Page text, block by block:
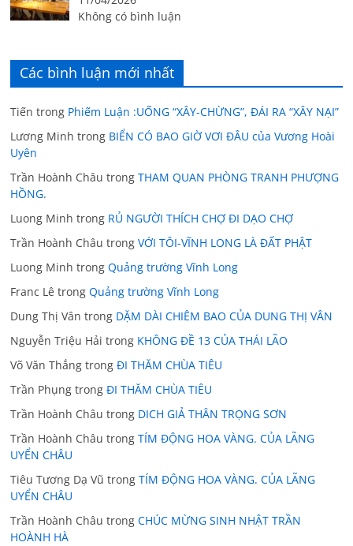
Không có bình luận
Các bình luận mới nhất
Tiến trong Phiếm Luận :UỐNG “XÂY-CHỪNG”, ĐÁI RA “XÂY NẠI”
Lương Minh trong BIỂN CÓ BAO GIỜ VƠI ĐÂU của Vương Hoài
Uyên
Trần Hoành Châu trongTHAM QUAN PHÒNG TRANH PHƯỢNG
HỒNG.
Luong Minh trong RỦ NGƯỜI THÍCH CHỢ ĐI DẠO CHỢ
Trần Hoành Châu trongVỚI TÔI-VĨNH LONG LÀ ĐẤT PHẬT
Luong Minh trongQuảng trường Vĩnh Long
Franc Lê trongQuảng trường Vĩnh Long
Dung Thị Vân trong DẶM DÀI CHIÊM BAO CỦA DUNG THỊ VÂN
Nguyễn Triệu Hải trong KHÔNG ĐỀ 13 CỦA THÁI LÃO
Võ Văn Thắng trongĐI THĂM CHÙA TIÊU
Trần Phụng trongĐI THĂM CHÙA TIÊU
Trần Hoành Châu trong DICH GIẢ THÂN TRỌNG SƠN
Trần Hoành Châu trongTÍM ĐỘNG HOA VÀNG. CỦA LÃNG
UYỂN CHÂU
Tiêu Tương Dạ Vũ trongTÍM ĐỘNG HOA VÀNG. CỦA LÃNG
UYỂN CHÂU
Trần Hoành Châu trongCHÚC MỪNG SINH NHẬT TRẦN
HOÀNH HÀ